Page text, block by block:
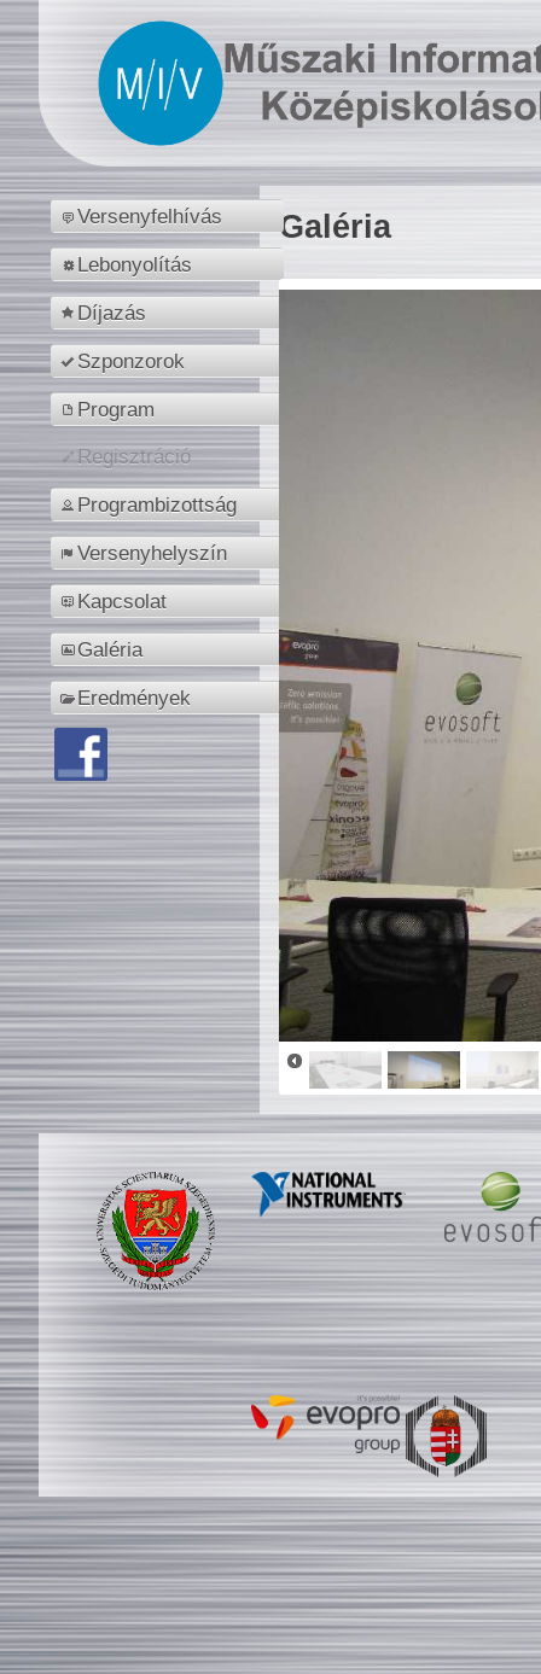
Versenyfelhívás
Lebonyolítás
Díjazás
Szponzorok
Program
Regisztráció
Programbizottság
Versenyhelyszín
Kapcsolat
Galéria
Eredmények
Galéria